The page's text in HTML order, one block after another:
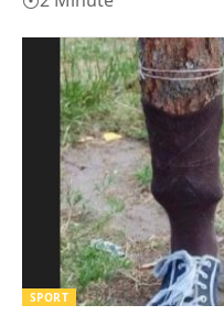
SPORT